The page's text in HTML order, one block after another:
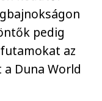
pedig
az
Duna World